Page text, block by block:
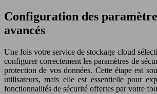
Configuration des
avancés
Une fois votre service de stockage cloud
configurer correctement les paramètres de
protection de vos données. Cette étape est
utilisateurs, mais elle est essentielle pour
fonctionnalités de sécurité offertes par votre